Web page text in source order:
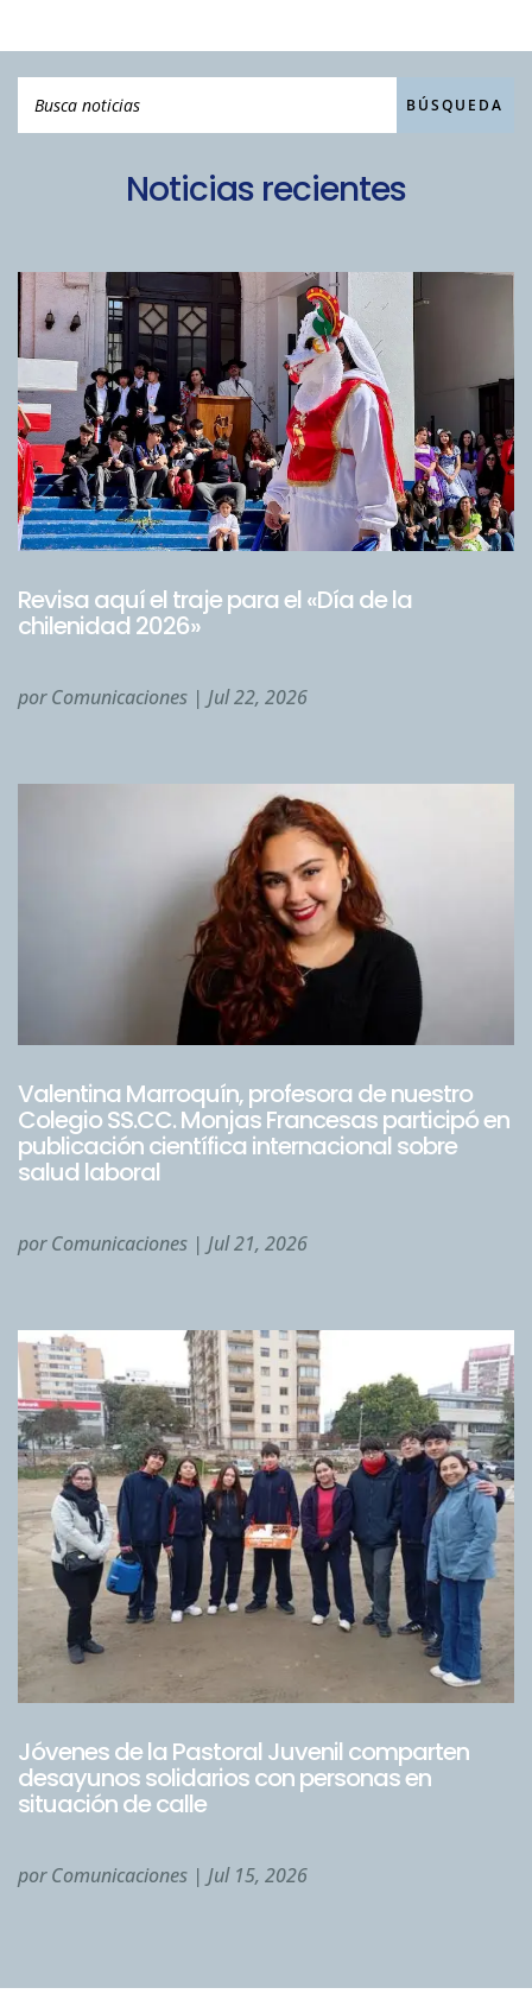
Noticias recientes
Revisa aquí el traje para el «Día de la
chilenidad 2026»
porComunicaciones | Jul 22, 2026
Valentina Marroquín, profesora de nuestro
Colegio SS.CC. Monjas Francesas participó en
publicación científica internacional sobre
salud laboral
porComunicaciones | Jul 21, 2026
Jóvenes de la Pastoral Juvenil comparten
desayunos solidarios con personas en
situación de calle
porComunicaciones | Jul 15, 2026